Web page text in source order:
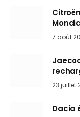
Mini
7 août
arrive
23 juillet
Dacia